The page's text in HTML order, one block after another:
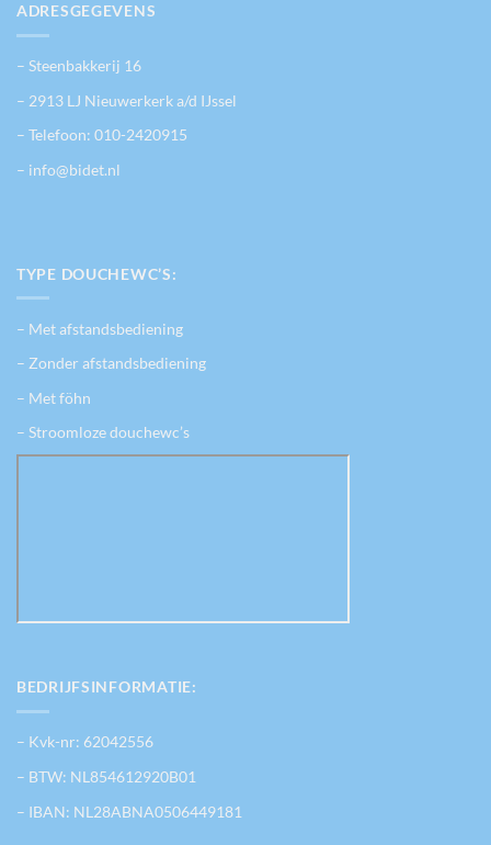
ADRESGEGEVENS
– Steenbakkerij 16
– 2913 LJ Nieuwerkerk a/d IJssel
– Telefoon: 010-2420915
– info@bidet.nl
TYPE DOUCHEWC’S:
– Met afstandsbediening
– Zonder afstandsbediening
– Met föhn
– Stroomloze douchewc’s
BEDRIJFSINFORMATIE:
– Kvk-nr: 62042556
– BTW: NL854612920B01
– IBAN: NL28ABNA0506449181